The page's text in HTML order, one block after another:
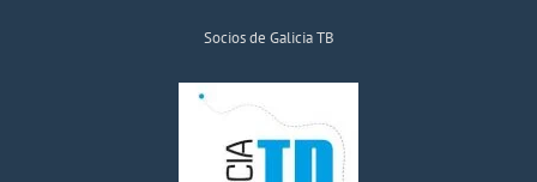
Socios de Galicia TB